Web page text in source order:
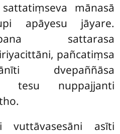
mānasā
apāyesu jāyare.
sattarasa
pañcatiṃsa
dvepaññāsa
tesu nuppajjanti
vuttāvasesāni asīti